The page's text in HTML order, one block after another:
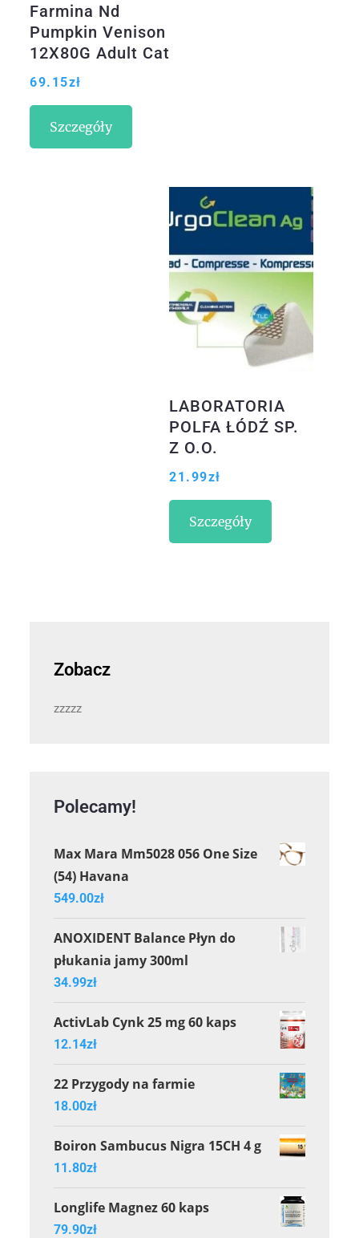
Farmina Nd
Pumpkin Venison
12X80G Adult Cat
Karma W Puszce
69.15zł
Szczegóły
LABORATORIA
POLFA ŁÓDŹ SP.
Z O.O.
OPATRUNEK
10 X 10CM
21.99zł
Szczegóły
Zobacz
zzzzz
Polecamy!
Max Mara Mm5028 056 One Size
(54) Havana
549.00zł
ANOXIDENT Balance Płyn do
płukania jamy 300ml
34.99zł
ActivLab Cynk 25 mg 60 kaps
12.14zł
22 Przygody na farmie
18.00zł
Boiron Sambucus Nigra 15CH 4 g
11.80zł
Longlife Magnez 60 kaps
79.90zł